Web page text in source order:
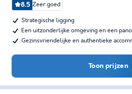
8.5 Zeer goed
Strategische ligging
Een uitzonderlijke omgeving en een
Gezinsvriendelijke en authentieke
Toon prijzen